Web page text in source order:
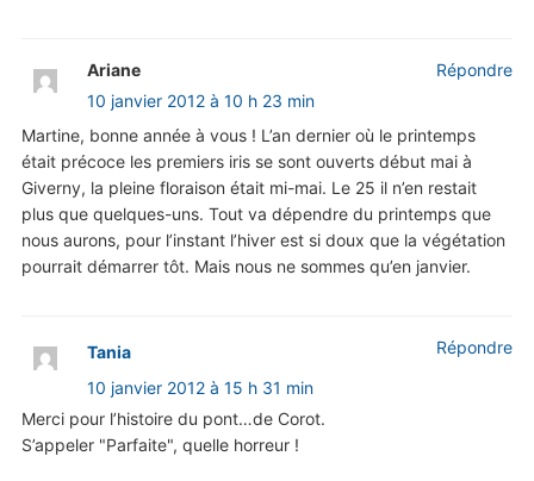
Ariane
10 janvier 2012 à 10 h 23 min
Martine, bonne année à vous ! L’an dernier où le printemps
était précoce les premiers iris se sont ouverts début mai à
Giverny, la pleine floraison était mi-mai. Le 25 il n’en restait
plus que quelques-uns. Tout va dépendre du printemps que
nous aurons, pour l’instant l’hiver est si doux que la végétation
pourrait démarrer tôt. Mais nous ne sommes qu’en janvier.
Répondre
Tania
10 janvier 2012 à 15 h 31 min
Merci pour l’histoire du pont…de Corot.
S’appeler "Parfaite", quelle horreur !
Répondre